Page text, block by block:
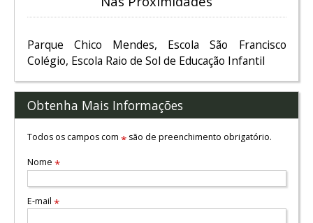
Parque Chico Mendes, Escola São Francisco
Colégio, Escola Raio de Sol de Educação Infantil
Obtenha Mais Informações
Todos os campos com *são de preenchimento obrigatório.
Nome *
E-mail *